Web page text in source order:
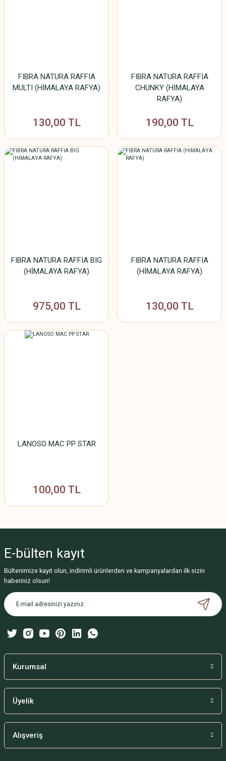
FIBRA NATURA RAFFIA
MULTI (HİMALAYA RAFYA)
130,00 TL
FIBRA NATURA RAFFIA
CHUNKY (HİMALAYA
RAFYA)
190,00 TL
FIBRA NATURA RAFFIA BIG
(HİMALAYA RAFYA)
975,00 TL
FIBRA NATURA RAFFIA
(HİMALAYA RAFYA)
130,00 TL
LANOSO MAC PP STAR
100,00 TL
E-bülten kayıt
Bültenimize kayıt olun, indirimli ürünlerden ve kampanyalardan ilk sizin
haberiniz olsun!
Kurumsal
Üyelik
Alışveriş